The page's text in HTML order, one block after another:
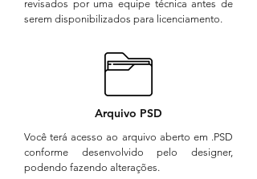
revisados por uma equipe técnica antes de
serem disponibilizados para licenciamento.
Arquivo PSD
Você terá acesso ao arquivo aberto em .PSD
conforme desenvolvido pelo designer,
podendo fazendo alterações.